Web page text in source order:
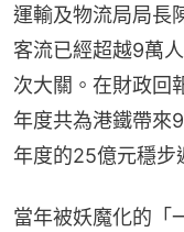
運輸及物流局局長
客流已經超越9萬
次大關。在財政回
年度共為港鐵帶來
年度的25億元穩步
當年被妖魔化的「